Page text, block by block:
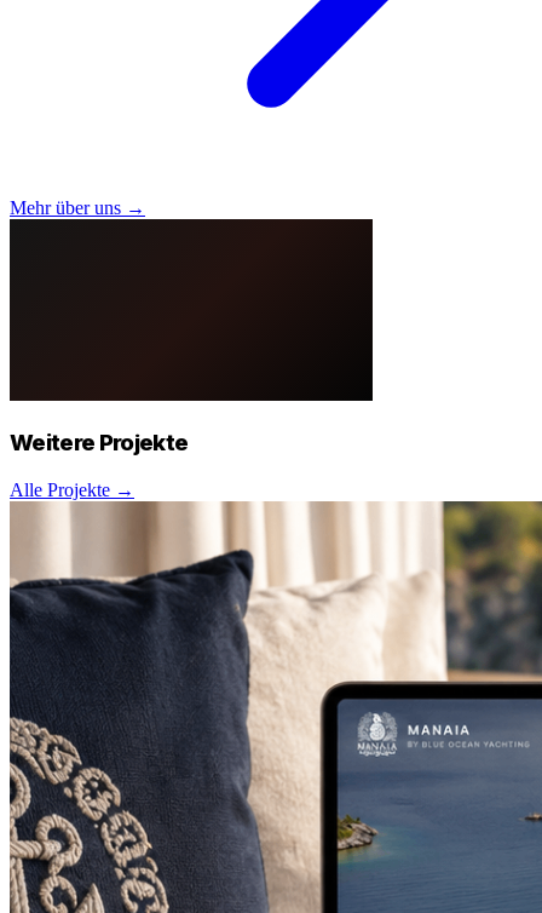
Mehr über uns →
Weitere Projekte
Alle Projekte →